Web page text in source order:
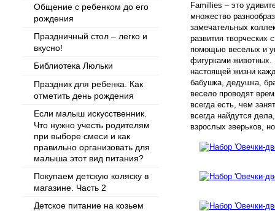
Общение с ребенком до его
рождения
Праздничный стол – легко и
вкусно!
Библиотека Люльки
Праздник для ребенка. Как
отметить день рождения
Если малыш искусственник.
Что нужно учесть родителям
при выборе смеси и как
правильно организовать для
малыша этот вид питания?
Покупаем детскую коляску в
магазине. Часть 2
Детское питание на козьем
Famillies – это
множество
замечательных
развития творческих
помощью веселых и
фигурками животных.
настоящей жизни
бабушка, дедушка,
весело проводят
всегда есть, чем
всегда найдутся
взрослых зверьков,